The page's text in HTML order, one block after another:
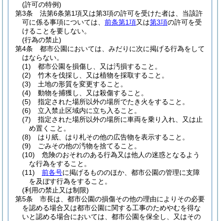
(許可の特例)
第3条
法第6条第1項又は第3項の許可を受けた者は、当該許
可に係る事項については、 前条第1項又は第3項の許可を受
けることを要しない。
(行為の禁止)
第4条
都市公園においては、みだりに次に掲げる行為をして
はならない。
(1)
都市公園を損傷し、又は汚損すること。
(2)
竹木を伐採し、又は植物を採取すること。
(3)
土地の形質を変更すること。
(4)
動物を捕獲し、又は殺傷すること。
(5)
指定された場所以外の場所でたき火をすること。
(6)
立入禁止区域内に立ち入ること。
(7)
指定された場所以外の場所に車両を乗り入れ、又は止
め置くこと。
(8)
はり紙、はり札その他の広告物を表示すること。
(9)
ごみその他の汚物を捨てること。
(10)
危険のおそれのある行為又は他人の迷惑となるよう
な行為をすること。
(11)
前各号に掲げるもののほか、都市公園の管理に支障
を及ぼす行為をすること。
(利用の禁止又は制限)
第5条
市長は、都市公園の損傷その他の理由によりその必要
を認める場合又は都市公園に関する工事のためやむを得な
いと認める場合においては、都市公園を保全し、又はその